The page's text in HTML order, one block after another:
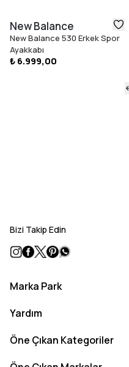
New Balance
New Balance 530 Erkek Spor
Ayakkabı
₺ 6.999,00
Bizi Takip Edin
Marka Park
Yardım
Öne Çıkan Kategoriler